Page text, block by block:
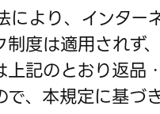
により、インター
制度は適用されず
上記のとおり返品
で、本規定に基づ